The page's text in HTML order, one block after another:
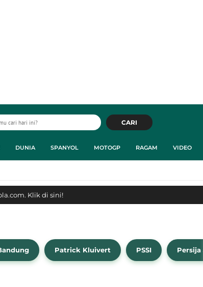
CARI
DUNIA SPANYOL MOTOGP RAGAM VIDEO
Klik di sini!
Patrick Kluivert PSSI